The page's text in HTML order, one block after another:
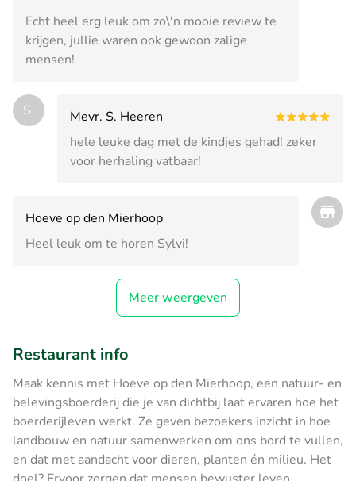
Echt heel erg leuk om zo\'n mooie review te
krijgen, jullie waren ook gewoon zalige
mensen!
S.
Mevr. S. Heeren
hele leuke dag met de kindjes gehad! zeker
voor herhaling vatbaar!
Hoeve op den Mierhoop
Heel leuk om te horen Sylvi!
Meer weergeven
Restaurant info
Maak kennis met Hoeve op den Mierhoop, een natuur- en
belevingsboerderij die je van dichtbij laat ervaren hoe het
boerderijleven werkt. Ze geven bezoekers inzicht in hoe
landbouw en natuur samenwerken om ons bord te vullen,
en dat met aandacht voor dieren, planten én milieu. Het